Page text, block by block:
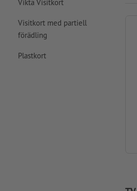
Vikta Visitkort
Visitkort med partiell
förädling
Plastkort